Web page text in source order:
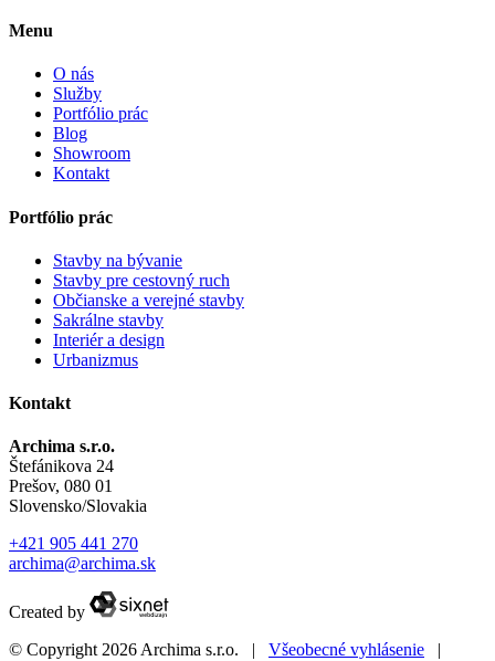
Menu
O nás
Služby
Portfólio prác
Blog
Showroom
Kontakt
Portfólio prác
Stavby na bývanie
Stavby pre cestovný ruch
Občianske a verejné stavby
Sakrálne stavby
Interiér a design
Urbanizmus
Kontakt
Archima s.r.o.
Štefánikova 24
Prešov, 080 01
Slovensko/Slovakia
+421 905 441 270
archima@archima.sk
Created by
© Copyright 2026Archima s.r.o. Všeobecné vyhlásenie